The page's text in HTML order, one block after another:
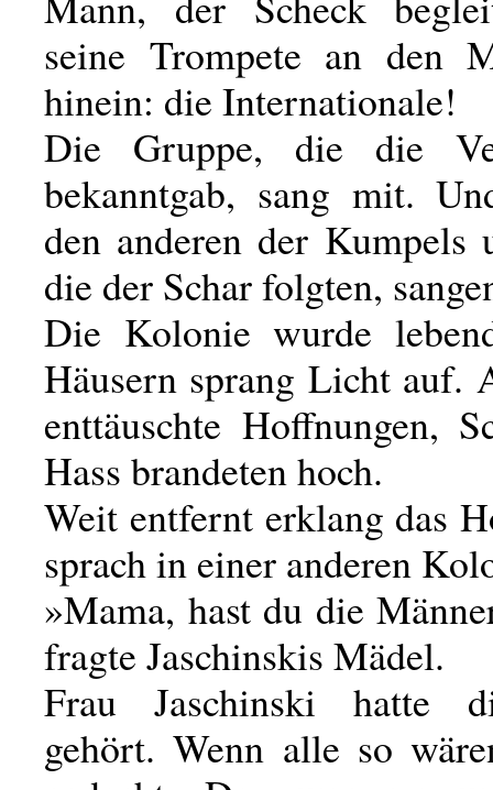
seine Trompete an den
hinein: die Internationale!
Die Gruppe, die die
bekanntgab, sang mit.
den anderen der Kumpels
die der Schar folgten,
Die Kolonie wurde
Häusern sprang Licht auf.
enttäuschte Hoffnungen,
Hass brandeten hoch.
Weit entfernt erklang das
sprach in einer anderen
»Mama, hast du die
fragte Jaschinskis Mädel.
Frau Jaschinski hatte
gehört. Wenn alle so